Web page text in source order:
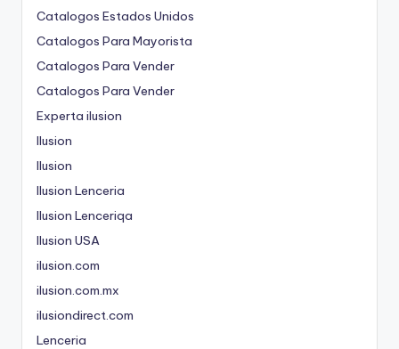
Catalogos Estados Unidos
Catalogos Para Mayorista
Catalogos Para Vender
Catalogos Para Vender
Experta ilusion
Ilusion
Ilusion
Ilusion Lenceria
Ilusion Lenceriqa
Ilusion USA
ilusion.com
ilusion.com.mx
ilusiondirect.com
Lenceria